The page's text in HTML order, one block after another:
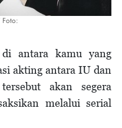
antara kamu yang
akting antara IU dan
akan segera
melalui serial